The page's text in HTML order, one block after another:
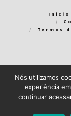
Início
Termos
Bem-vindo ao
blog seja a melhor
aceitar ou
Nós utilizamos
experiência
continuar